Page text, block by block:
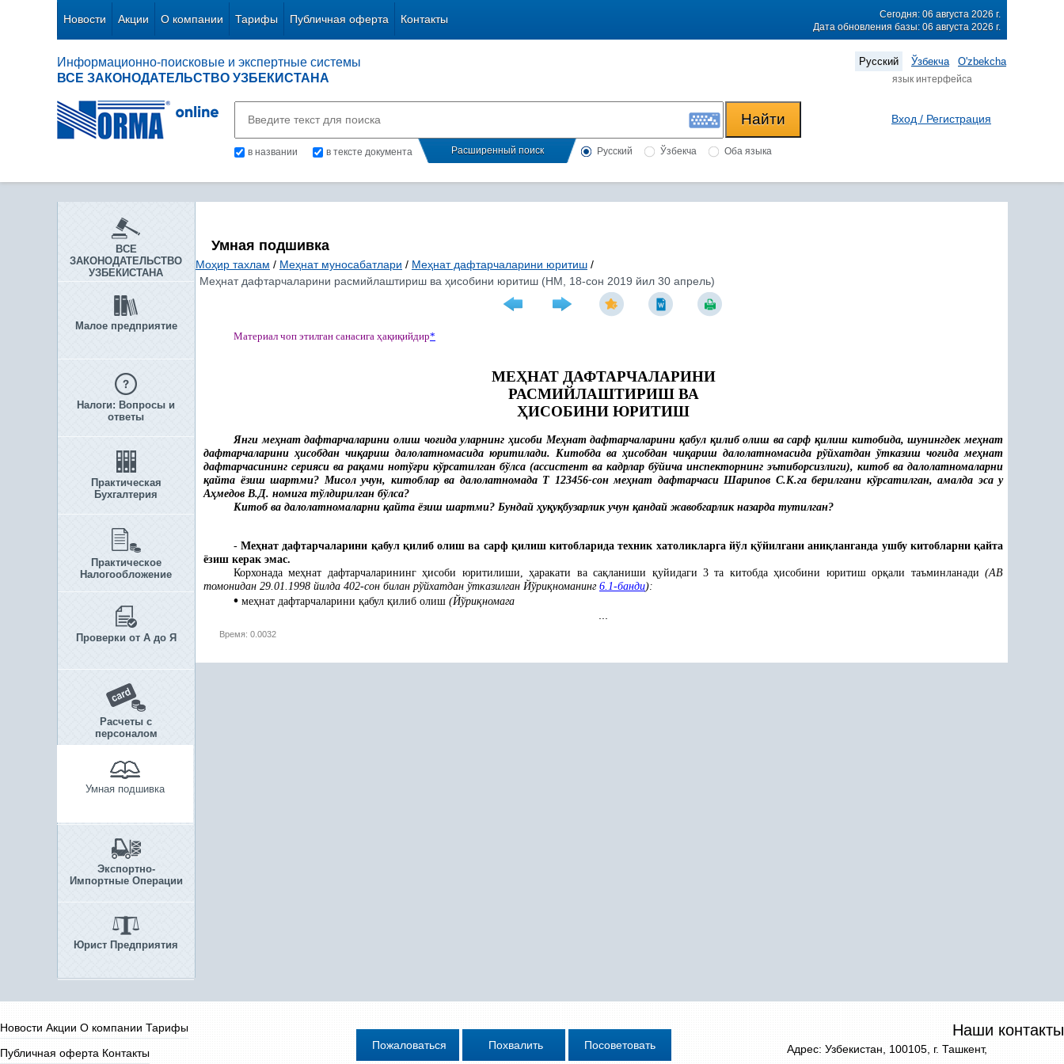
Новости Акции О компании Тарифы Публичная оферта Контакты
Сегодня: 06 августа 2026 г.
Дата обновления базы: 06 августа 2026 г.
Информационно-поисковые и экспертные системы
ВСЕ ЗАКОНОДАТЕЛЬСТВО УЗБЕКИСТАНА
Русский Ўзбекча O'zbekcha
язык интерфейса
в названии в тексте документа Расширенный поиск Русский Ўзбекча Оба языка
Вход / Регистрация
ВСЕ
ЗАКОНОДАТЕЛЬСТВО
УЗБЕКИСТАНА
Малое предприятие
Налоги: Вопросы и
ответы
Практическая
Бухгалтерия
Практическое
Налогообложение
Проверки от А до Я
Расчеты с
персоналом
Умная подшивка
Экспортно-
Импортные Операции
Юрист Предприятия
Умная подшивка
Моҳир тахлам / Меҳнат муносабатлари / Меҳнат дафтарчаларини юритиш /
Меҳнат дафтарчаларини расмийлаштириш ва ҳисобини юритиш (НМ, 18-сон 2019 йил 30 апрель)
Материал чоп этилган санасига ҳақиқийдир*
МЕҲНАТ ДАФТАРЧАЛАРИНИ
РАСМИЙЛАШТИРИШ ВА
ҲИСОБИНИ ЮРИТИШ
Янги меҳнат дафтарчаларини олиш чоғида уларнинг ҳисоби Меҳнат дафтарчаларини қабул қилиб олиш ва сарфқилиш китобида, шунингдек меҳнат
дафтарчаларини ҳисобдан чиқариш далолатномасида юритилади. Китобда ва ҳисобдан чиқариш далолатномасида рўйхатдан ўтказиш чоғида меҳнат
дафтарчасининг серияси ва рақами нотўғри кўрсатилган бўлса (ассистент ва кадрлар бўйича инспекторнинг эътиборсизлиги), китоб ва далолатномаларни
қайта ёзиш шартми? Мисол учун, китоблар ва далолатномада Т 123456-сон меҳнат дафтарчаси Шарипов С.К.га берилгани кўрсатилган, амалда эса у
Аҳмедов В.Д. номига тўлдирилган бўлса?
Китоб ва далолатномаларни қайта ёзиш шартми? Бундай ҳуқуқбузарлик учун қандай жавобгарлик назарда тутилган?
-Меҳнат дафтарчаларини қабул қилиб олиш ва сарф қилиш китобларида техник хатоликларга йўлқўйилгани аниқланганда ушбу китобларниқайта
ёзиш керак эмас.
Корхонада меҳнат дафтарчаларинингҳисоби юритилиши,ҳаракати ва сақланиши қуйидаги 3 та китобдаҳисобини юритиш орқали таъминланади (АВ
томонидан 29.01.1998 йилда 402-сон билан рўйхатдан ўтказилган Йўриқноманинг 6.1-банди):
• меҳнат дафтарчаларини қабул қилиб олиш (Йўриқномага
Время: 0.0032
Новости Акции О компании Тарифы
Публичная оферта Контакты
Наши контакты
Адрес: Узбекистан, 100105, г. Ташкент,